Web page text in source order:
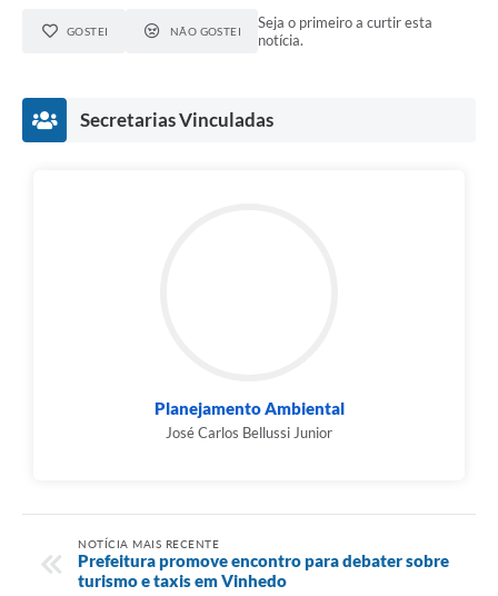
GOSTEI NÃO GOSTEI
Seja o primeiro a curtir esta
notícia.
Secretarias Vinculadas
Planejamento Ambiental
José Carlos Bellussi Junior
NOTÍCIA MAIS RECENTE
Prefeitura promove encontro para debater sobre
turismo e taxis em Vinhedo